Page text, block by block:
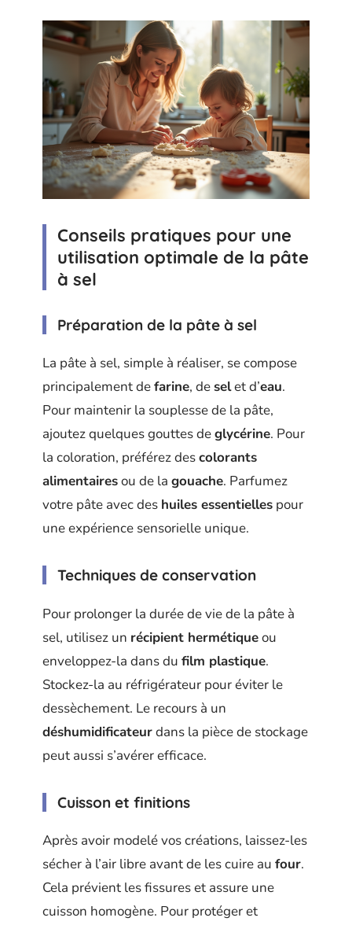
Conseils pratiques pour une
utilisation optimale de la pâte
à sel
Préparation de la pâte à sel
La pâte à sel, simple à réaliser, se compose
principalement defarine, deselet d’eau.
Pour maintenir la souplesse de la pâte,
ajoutez quelques gouttes deglycérine. Pour
la coloration, préférez descolorants
alimentairesou de la gouache. Parfumez
votre pâte avec des huiles essentielles pour
une expérience sensorielle unique.
Techniques de conservation
Pour prolonger la durée de vie de la pâte à
sel, utilisez un récipient hermétiqueou
enveloppez-la dans du film plastique.
Stockez-la au réfrigérateur pour éviter le
dessèchement. Le recours à un
déshumidificateurdans la pièce de stockage
peut aussi s’avérer efficace.
Cuisson et finitions
Après avoir modelé vos créations, laissez-les
sécher à l’air libre avant de les cuire au four.
Cela prévient les fissures et assure une
cuisson homogène. Pour protéger et